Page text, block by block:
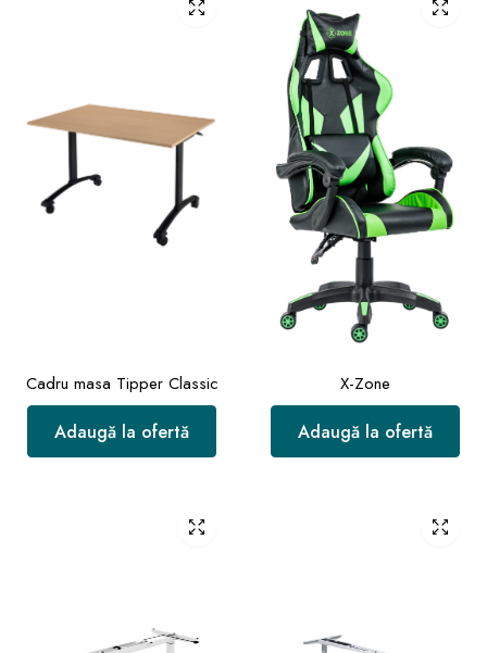
Cadru masa Tipper Classic
Adaugă la ofertă
X-Zone
Adaugă la ofertă